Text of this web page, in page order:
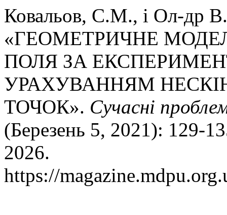
Ковальов, С.М., і Ол-др
«ГЕОМЕТРИЧНЕ
ПОЛЯ ЗА
УРАХУВАННЯМ
ТОЧОК». Сучасні
(Березень 5, 2021): 129-
2026.
https://